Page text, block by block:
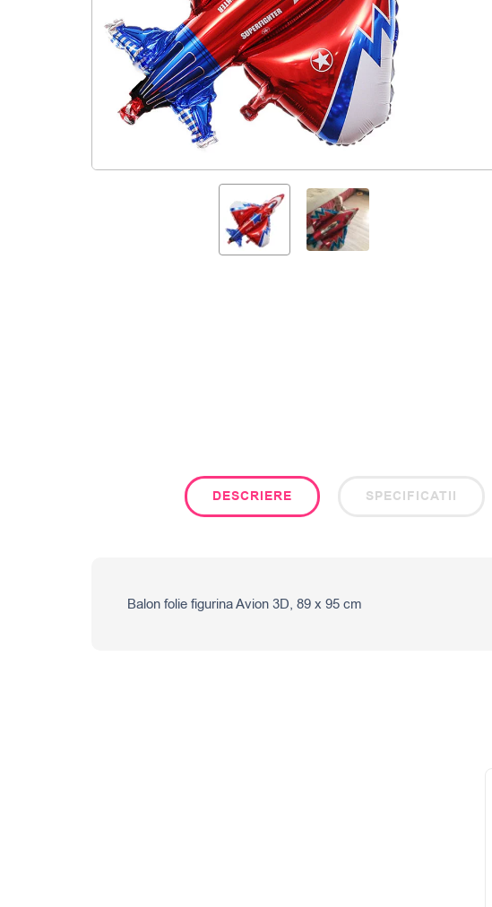
DESCRIERE SPECIFICATII
Balon folie figurina Avion 3D, 89 x 95 cm